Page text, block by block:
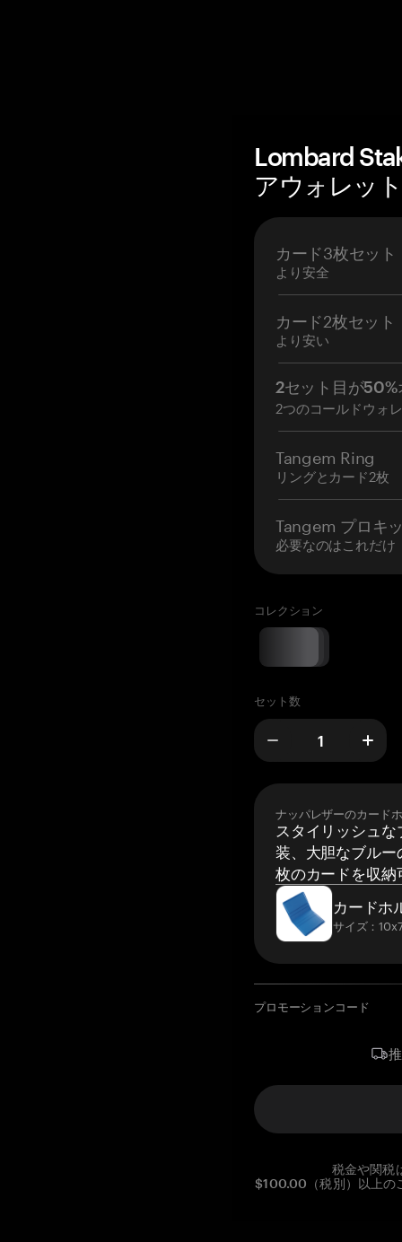
Lombard
アウォレッ
カード3枚セット
より安全
カード2枚セット
より安い
2セット目が50%
2つのコールドウォ
Tangem Ring
リングとカード2枚
Tangem プロキ
必要なのはこれだけ
コレクション
セット数
ナッパレザーのカード
スタイリッシュ
装、大胆なブルー
枚のカードを収納
カードホ
サイズ：
プロモーションコード
税金や関税
$100.00（税別）以上の